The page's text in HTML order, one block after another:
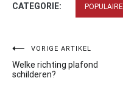
CATEGORIE:
Bericht
navigatie
VORIGE ARTIKEL
Welke richting plafond
schilderen?